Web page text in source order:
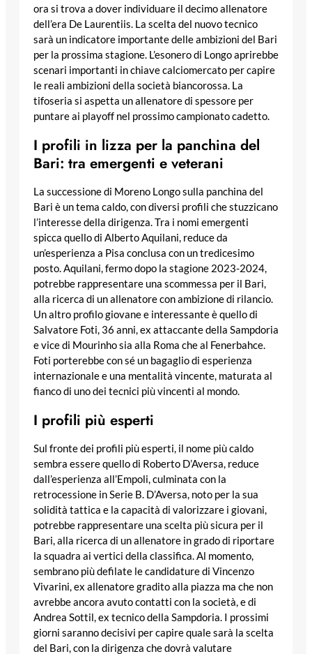
ora si trova a dover individuare il decimo allenatore
dell’era De Laurentiis. La scelta del nuovo tecnico
sarà un indicatore importante delle ambizioni del Bari
per la prossima stagione. L’esonero di Longo aprirebbe
scenari importanti in chiave calciomercato per capire
le reali ambizioni della società biancorossa. La
tifoseria si aspetta un allenatore di spessore per
puntare ai playoff nel prossimo campionato cadetto.
I profili in lizza per la panchina del
Bari: tra emergenti e veterani
La successione di Moreno Longo sulla panchina del
Bari è un tema caldo, con diversi profili che stuzzicano
l’interesse della dirigenza. Tra i nomi emergenti
spicca quello di Alberto Aquilani, reduce da
un’esperienza a Pisa conclusa con un tredicesimo
posto. Aquilani, fermo dopo la stagione 2023-2024,
potrebbe rappresentare una scommessa per il Bari,
alla ricerca di un allenatore con ambizione di rilancio.
Un altro profilo giovane e interessante è quello di
Salvatore Foti, 36 anni, ex attaccante della Sampdoria
e vice di Mourinho sia alla Roma che al Fenerbahce.
Foti porterebbe con sé un bagaglio di esperienza
internazionale e una mentalità vincente, maturata al
fianco di uno dei tecnici più vincenti al mondo.
I profili più esperti
Sul fronte dei profili più esperti, il nome più caldo
sembra essere quello di Roberto D’Aversa, reduce
dall’esperienza all’Empoli, culminata con la
retrocessione in Serie B. D’Aversa, noto per la sua
solidità tattica e la capacità di valorizzare i giovani,
potrebbe rappresentare una scelta più sicura per il
Bari, alla ricerca di un allenatore in grado di riportare
la squadra ai vertici della classifica. Al momento,
sembrano più defilate le candidature di Vincenzo
Vivarini, ex allenatore gradito alla piazza ma che non
avrebbe ancora avuto contatti con la società, e di
Andrea Sottil, ex tecnico della Sampdoria. I prossimi
giorni saranno decisivi per capire quale sarà la scelta
del Bari, con la dirigenza che dovrà valutare